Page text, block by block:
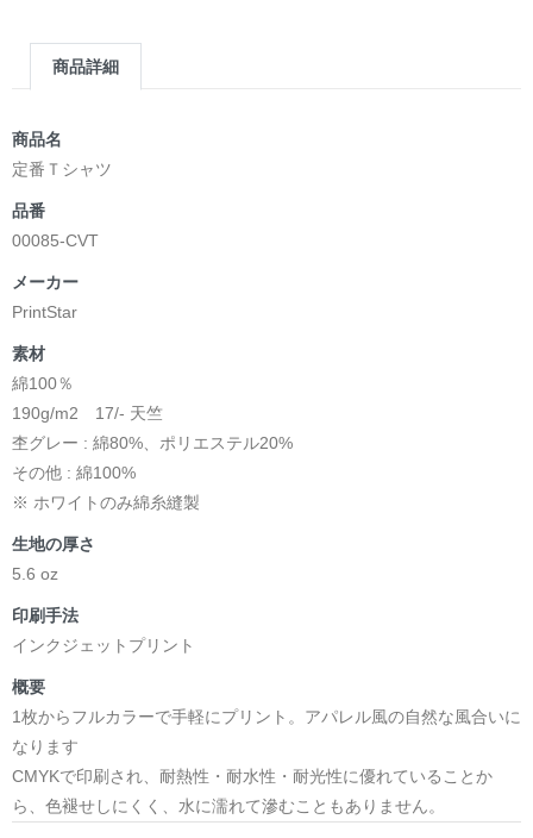
商品詳細
商品名
定番Ｔシャツ
品番
00085-CVT
メーカー
PrintStar
素材
綿100％
190g/m2 17/- 天竺
杢グレー : 綿80%、ポリエステル20%
その他 : 綿100%
※ ホワイトのみ綿糸縫製
生地の厚さ
5.6 oz
印刷手法
インクジェットプリント
概要
1枚からフルカラーで手軽にプリント。アパレル風の自然な風合いに
なります
CMYKで印刷され、耐熱性・耐水性・耐光性に優れていることか
ら、色褪せしにくく、水に濡れて滲むこともありません。